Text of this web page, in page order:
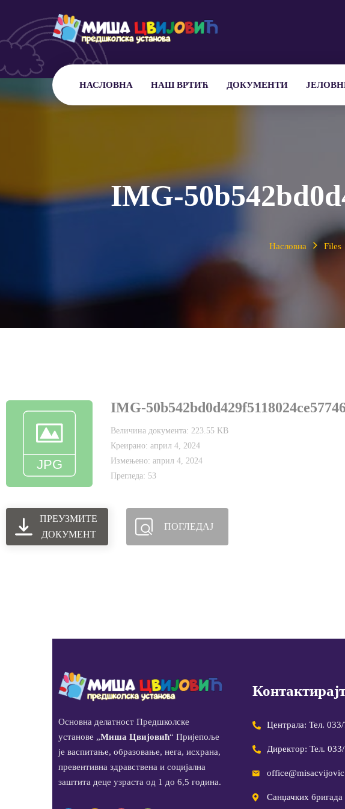
НАСЛОВНА НАШ ВРТИЋ ДОКУМЕНТИ
IMG-
Насловна Files
IMG-
Величина документа: 223.55 KB
Креирано: април 4, 2024
Измењено: април 4, 2024
Прегледа: 53
ПРЕУЗМИТЕ
ДОКУМЕНТ
ПОГЛЕДАЈ
Основна делатност Предшколске
установе „Миша Цвијовић“ Пријепоље
је васпитање, образовање, нега, исхрана,
превентивна здравствена и социјална
заштита деце узраста од 1 до 6,5 година.
Централа: Тел.
Директор: Тел.
Санџачких бригада